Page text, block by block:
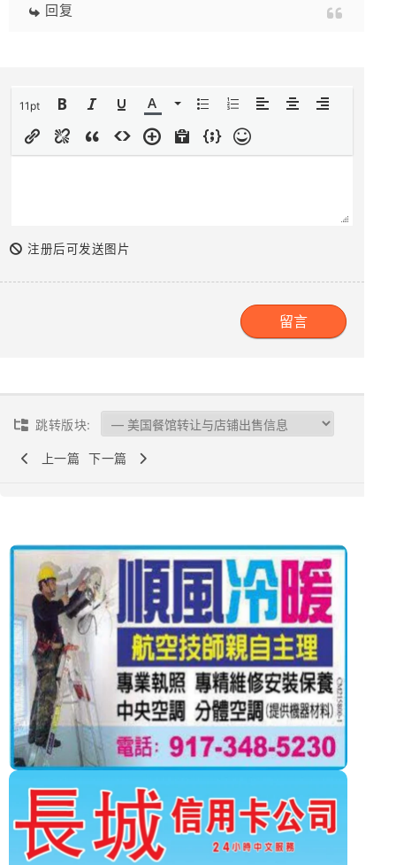
回复
11pt
注册后可发送图片
跳转版块:
上一篇 下一篇